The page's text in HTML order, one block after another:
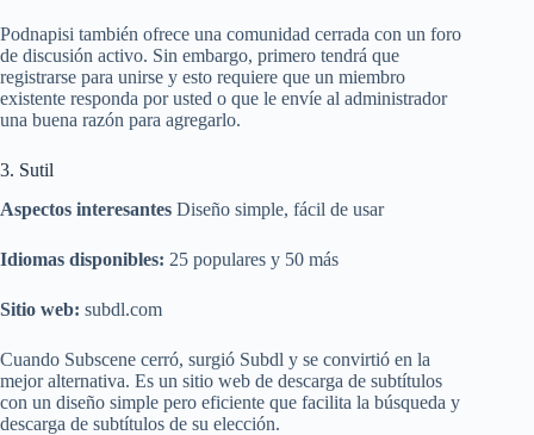
Podnapisi también ofrece una comunidad cerrada con un foro
de discusión activo. Sin embargo, primero tendrá que
registrarse para unirse y esto requiere que un miembro
existente responda por usted o que le envíe al administrador
una buena razón para agregarlo.
3. Sutil
Aspectos interesantes Diseño simple, fácil de usar
Idiomas disponibles: 25 populares y 50 más
Sitio web: subdl.com
Cuando Subscene cerró, surgió Subdl y se convirtió en la
mejor alternativa. Es un sitio web de descarga de subtítulos
con un diseño simple pero eficiente que facilita la búsqueda y
descarga de subtítulos de su elección.